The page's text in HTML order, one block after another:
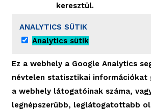
keresztül.
ANALYTICS SÜTIK
Analytics sütik
Ez a webhely a Google Analytics
névtelen statisztikai információkat
a webhely látogatóinak száma,
legnépszerűbb, leglátogatottabb